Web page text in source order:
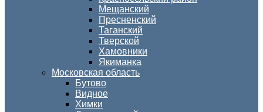
Мещанский
Пресненский
Таганский
Тверской
Хамовники
Якиманка
Московская область
Бутово
Видное
Химки